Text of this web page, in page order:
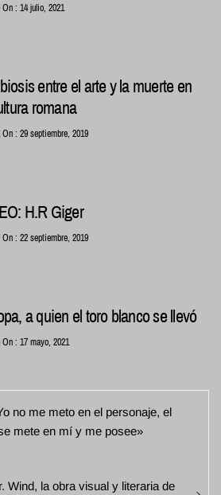
: 14 julio, 2021
entre el arte y la muerte en
romana
: 29 septiembre, 2019
H.R Giger
: 22 septiembre, 2019
a quien el toro blanco se llevó
: 17 mayo, 2021
no me meto en el personaje, el
mete en mí y me posee»
Wind, la obra visual y literaria de